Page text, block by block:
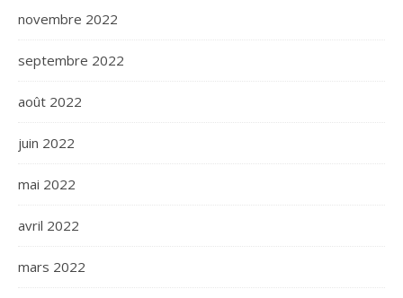
novembre 2022
septembre 2022
août 2022
juin 2022
mai 2022
avril 2022
mars 2022